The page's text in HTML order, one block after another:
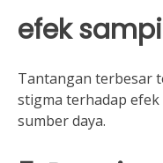
efek
Tantangan terbesar
stigma terhadap
sumber daya.